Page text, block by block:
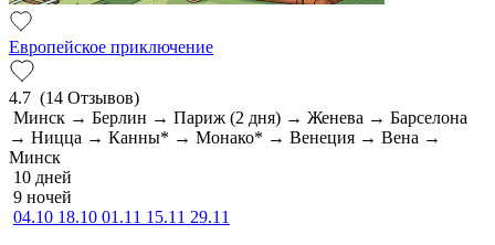
Европейское приключение
4.7 (14 Отзывов)
Минск → Берлин → Париж (2 дня) → Женева → Барселона
→ Ницца → Канны* → Монако* → Венеция → Вена →
Минск
10 дней
9 ночей
04.10 18.10 01.11 15.11 29.11